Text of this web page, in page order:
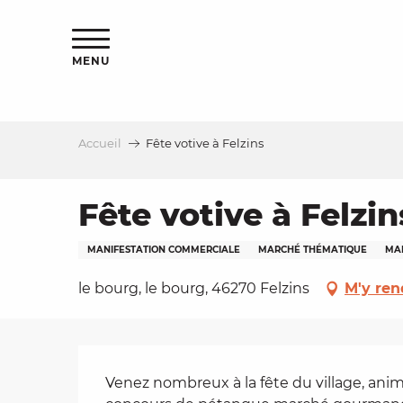
MENU
Accueil Fête votive à Felzins
Fête votive à
MANIFESTATION COMMERCIALE MARCHÉ THÉMATIQUE
le bourg, le bourg, 46270 Felzins M'y
Description
Venez nombreux à la fête du village,